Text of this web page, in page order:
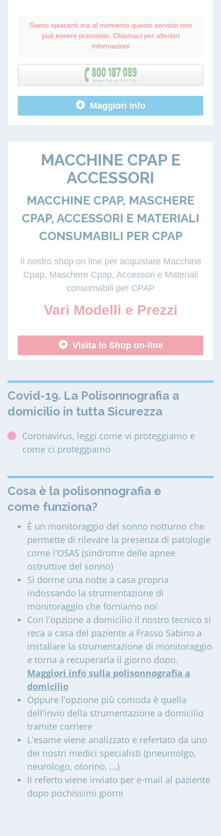
Siamo spiacenti ma al momento questo servizio non
può essere prenotato. Chiamaci per ulteriori
informazioni
Maggiori info
MACCHINE CPAP E
ACCESSORI
MACCHINE CPAP, MASCHERE
CPAP, ACCESSORI E MATERIALI
CONSUMABILI PER CPAP
Il nostro shop on line per acquistare Macchine
Cpap, Maschere Cpap, Accessori e Materiali
consumabili per CPAP
Vari Modelli e Prezzi
Visita lo Shop on-line
Covid-19. La Polisonnografia a
domicilio in tutta Sicurezza
Coronavirus, leggi come vi proteggiamo e
come ci proteggiamo
Cosa è la polisonnografia e
come funziona?
È un monitoraggio del sonno notturno che
permette di rilevare la presenza di patologie
come l'OSAS (sindrome delle apnee
ostruttive del sonno)
Si dorme una notte a casa propria
indossando la strumentazione di
monitoraggio che forniamo noi
Con l'opzione a domicilio il nostro tecnico si
reca a casa del paziente a Frasso Sabino a
installare la strumentazione di monitoraggio
e torna a recuperarla il giorno dopo.
Maggiori info sulla polisonnografia a
domicilio
Oppure l'opzione più comoda è quella
dell'invio della strumentazione a domicilio
tramite corriere
L'esame viene analizzato e refertato da uno
dei nostri medici specialisti (pneumolgo,
neurologo, otorino, ...)
Il referto viene inviato per e-mail al paziente
dopo pochissimi giorni